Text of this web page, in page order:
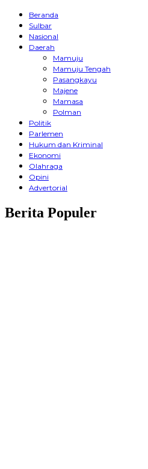
Beranda
Sulbar
Nasional
Daerah
Mamuju
Mamuju Tengah
Pasangkayu
Majene
Mamasa
Polman
Politik
Parlemen
Hukum dan Kriminal
Ekonomi
Olahraga
Opini
Advertorial
Berita Populer